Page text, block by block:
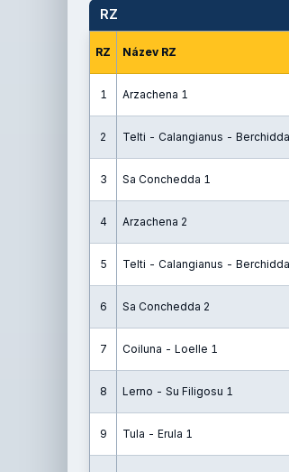
RZ
RZ Název RZ
1 Arzachena 1
2 Telti - Calangianus -
3 Sa Conchedda 1
4 Arzachena 2
5 Telti - Calangianus -
6 Sa Conchedda 2
7 Coiluna - Loelle 1
8 Lerno - Su Filigosu 1
9 Tula - Erula 1